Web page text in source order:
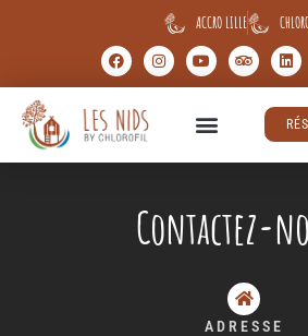
ACCRO LILLE
Contactez-
ADRESSE